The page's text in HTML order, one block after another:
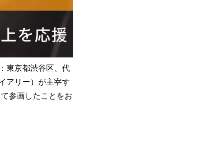
東京都渋谷区、代
アリー）が主宰す
参画したことをお